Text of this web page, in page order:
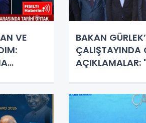
VE
BAKAN
ÇALIŞTAYINDA